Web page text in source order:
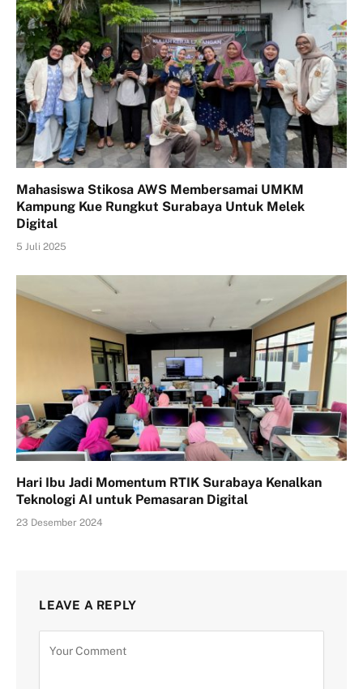
Mahasiswa Stikosa AWS Membersamai UMKM
Kampung Kue Rungkut Surabaya Untuk Melek
Digital
5 Juli 2025
Hari Ibu Jadi Momentum RTIK Surabaya Kenalkan
Teknologi AI untuk Pemasaran Digital
23 Desember 2024
LEAVE A REPLY